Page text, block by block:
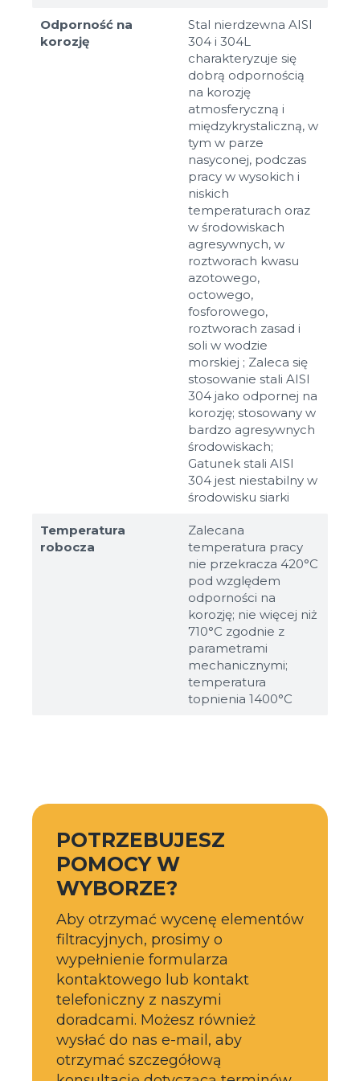
Odporność na
korozję
Stal nierdzewna AISI
304 i 304L
charakteryzuje się
dobrą odpornością
na korozję
atmosferyczną i
międzykrystaliczną, w
tym w parze
nasyconej, podczas
pracy w wysokich i
niskich
temperaturach oraz
w środowiskach
agresywnych, w
roztworach kwasu
azotowego,
octowego,
fosforowego,
roztworach zasad i
soli w wodzie
morskiej ; Zaleca się
stosowanie stali AISI
304 jako odpornej na
korozję; stosowany w
bardzo agresywnych
środowiskach;
Gatunek stali AISI
304 jest niestabilny w
środowisku siarki
Temperatura
robocza
Zalecana
temperatura pracy
nie przekracza 420°C
pod względem
odporności na
korozję; nie więcej niż
710°C zgodnie z
parametrami
mechanicznymi;
temperatura
topnienia 1400°C
POTRZEBUJESZ
POMOCY W
WYBORZE?
Aby otrzymać wycenę elementów
filtracyjnych, prosimy o
wypełnienie formularza
kontaktowego lub kontakt
telefoniczny z naszymi
doradcami. Możesz również
wysłać do nas e-mail, aby
otrzymać szczegółową